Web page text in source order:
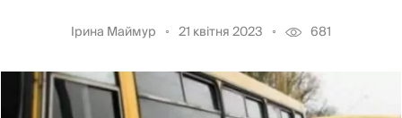
Ірина Маймур 21 квітня 2023 681